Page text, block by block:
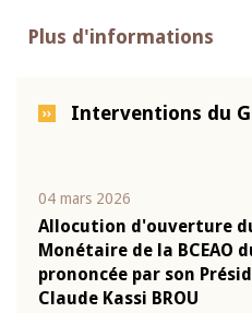
Plus d'informations
Interventions du
04 mars 2026
Allocution d'ouverture
Monétaire de la BCEAO
prononcée par son
Claude Kassi BROU